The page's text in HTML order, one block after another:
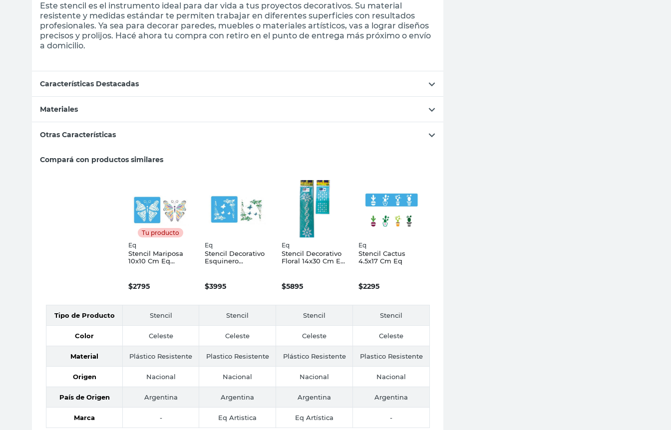
Este stencil es el instrumento ideal para dar vida a tus proyectos decorativos. Su material
resistente y medidas estándar te permiten trabajar en diferentes superficies con resultados
profesionales. Ya sea para decorar paredes, muebles o materiales artísticos, vas a lograr diseños
precisos y prolijos. Hacé ahora tu compra con retiro en el punto de entrega más próximo o envío
a domicilio.
Características Destacadas
Materiales
Otras Características
Compará con productos similares
Tu producto
Eq
Stencil Mariposa
10x10 Cm Eq
$2795
Eq
Stencil Decorativo
Esquinero
$3995
Eq
Stencil Decorativo
Floral 14x30 Cm Eq
$5895
Eq
Stencil Cactus
4.5x17 Cm Eq
$2295
Tipo de Producto Stencil Stencil Stencil Stencil
Color Celeste Celeste Celeste Celeste
Material Plástico Resistente Plastico Resistente Plástico Resistente Plastico Resistente
Origen Nacional Nacional Nacional Nacional
País de Origen Argentina Argentina Argentina Argentina
Marca - Eq Artistica Eq Artística -